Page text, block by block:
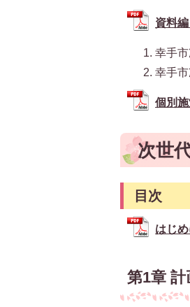
資料
幸手
幸手
個別
次世
目次
はじ
第1章